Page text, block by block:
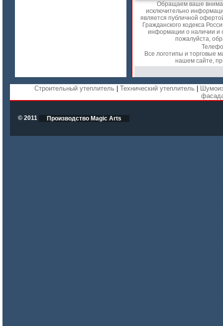
Обращаем ваше
исключительно
является публичной
Гражданского кодекса
информации о наличии и
пожалуйста,
Все логотипы и торговые
нашем сайте,
Строительный утеплитель Технический утеплитель
© 2011 Производство Magic Arts